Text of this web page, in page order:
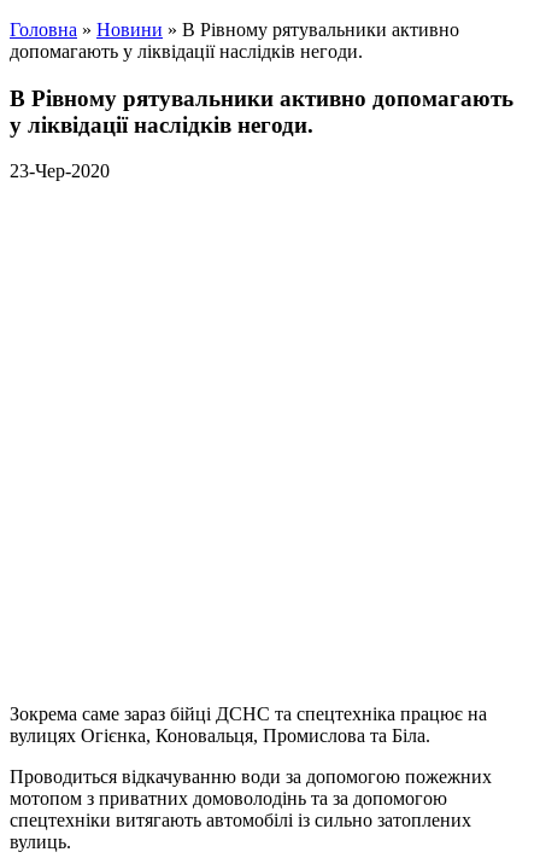
Головна » Новини » В Рівному рятувальники активно
допомагають у ліквідації наслідків негоди.
В Рівному рятувальники активно допомагають
у ліквідації наслідків негоди.
23-Чер-2020
Зокрема саме зараз бійці ДСНС та спецтехніка працює на
вулицях Огієнка, Коновальця, Промислова та Біла.
Проводиться відкачуванню води за допомогою пожежних
мотопом з приватних домоволодінь та за допомогою
спецтехніки витягають автомобілі із сильно затоплених
вулиць.